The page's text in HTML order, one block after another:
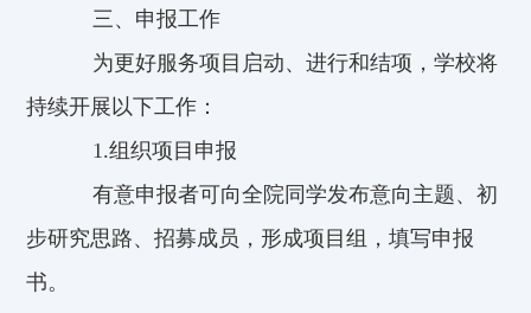
三、申报工作
为更好服务项目启动、进行和结项，学校将
持续开展以下工作：
1.组织项目申报
有意申报者可向全院同学发布意向主题、初
步研究思路、招募成员，形成项目组，填写申报
书。